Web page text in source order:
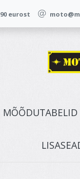
90 eurost
MÕÕDUTABELID